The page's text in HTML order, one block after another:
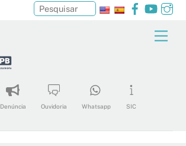
Facebook
Denúncia Ouvidoria Whatsapp SIC
Pesquisar